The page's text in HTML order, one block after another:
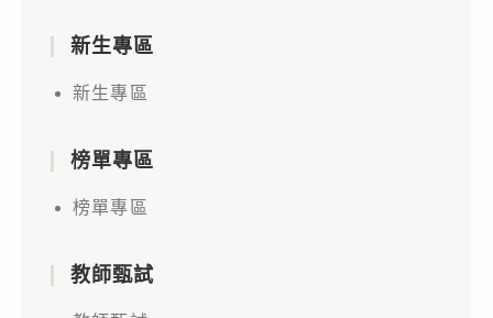
新生專區
新生專區
榜單專區
榜單專區
教師甄試